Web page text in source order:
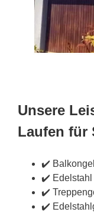
Unsere
Laufen für
✔️
✔️ Edelstahl
✔️
✔️